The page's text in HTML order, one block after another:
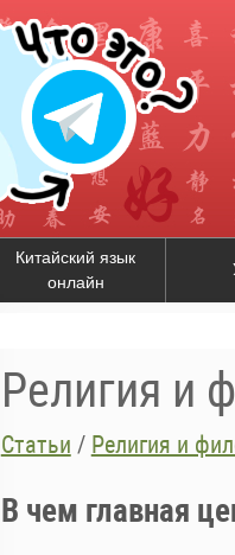
Китайский язык
онлайн
Религия и
Статьи / Религия и
В чем главная